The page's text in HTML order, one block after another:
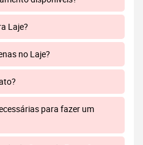
Laje?
no Laje?
para fazer um